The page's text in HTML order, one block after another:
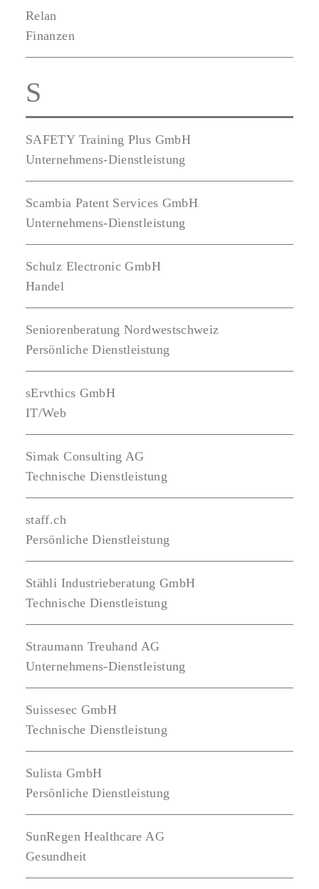
Relan
Finanzen
S
SAFETY Training Plus GmbH
Unternehmens-Dienstleistung
Scambia Patent Services GmbH
Unternehmens-Dienstleistung
Schulz Electronic GmbH
Handel
Seniorenberatung Nordwestschweiz
Persönliche Dienstleistung
sErvthics GmbH
IT/Web
Simak Consulting AG
Technische Dienstleistung
staff.ch
Persönliche Dienstleistung
Stähli Industrieberatung GmbH
Technische Dienstleistung
Straumann Treuhand AG
Unternehmens-Dienstleistung
Suissesec GmbH
Technische Dienstleistung
Sulista GmbH
Persönliche Dienstleistung
SunRegen Healthcare AG
Gesundheit